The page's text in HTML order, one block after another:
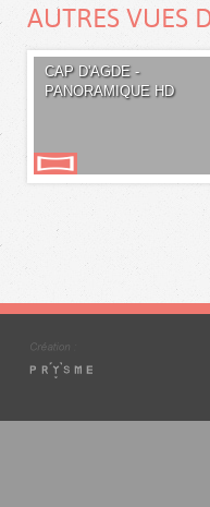
AUTRES VUES
CAP D'AGDE -
PANORAMIQUE HD